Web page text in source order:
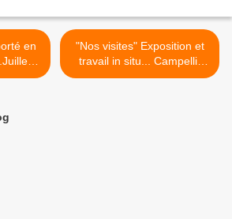
rdv...
"Nos visites" Exposition et
travail in situ... Campelli,
Guivarc'h Lecourtois . >